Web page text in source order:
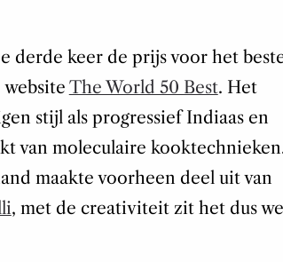
derde keer de prijs voor het
The World 50 Best. Het
stijl als progressief Indiaas en
van moleculaire
maakte voorheen deel uit van
, met de creativiteit zit het dus